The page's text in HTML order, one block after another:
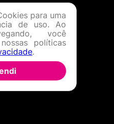
para uma
de uso. Ao
você
políticas
.